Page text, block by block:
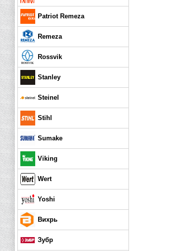
Patriot Remeza
Remeza
Rossvik
Stanley
Steinel
Stihl
Sumake
Viking
Wert
Yoshi
Вихрь
Зубр